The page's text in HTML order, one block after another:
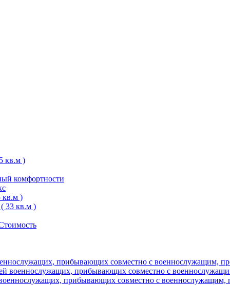
кв.м )
комфортности
кв.м )
33 кв.м )
прибывающих совместно с военнослужащим,
военнослужащих, прибывающих совместно с
прибывающих совместно с военнослужащим,